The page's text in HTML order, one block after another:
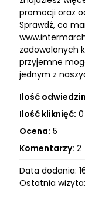
promocji oraz
Sprawdź, co
zadowolonych
przyjemne
jednym z
Ilość
Ilość kliknięć: 0
Ocena: 5
Komentarzy: 2
Data dodania:
Ostatnia